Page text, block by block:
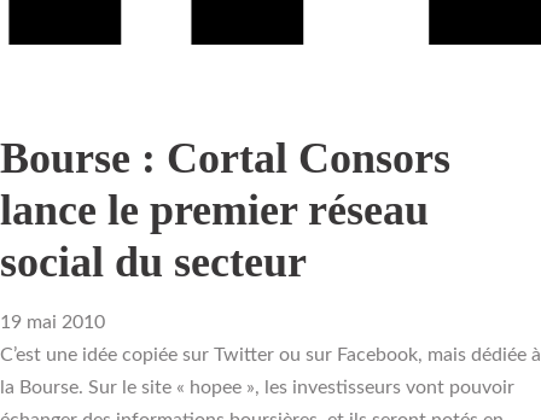
Bourse : Cortal Consors
lance le premier réseau
social du secteur
19 mai 2010
C’est une idée copiée sur Twitter ou sur Facebook, mais dédiée à
la Bourse. Sur le site « hopee », les investisseurs vont pouvoir